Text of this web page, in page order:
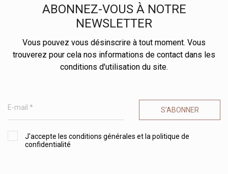
ABONNEZ-VOUS À NOTRE
NEWSLETTER
Vous pouvez vous désinscrire à tout moment. Vous
trouverez pour cela nos informations de contact dans les
conditions d'utilisation du site.
S’ABONNER
J'accepte les conditions générales et la politique de
confidentialité